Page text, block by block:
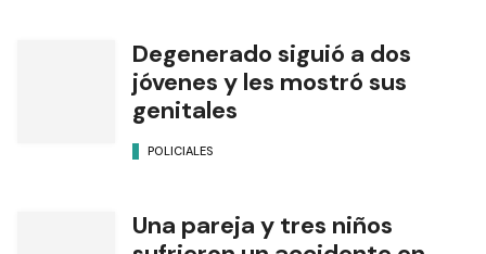
Degenerado siguió a dos
jóvenes y les mostró sus
genitales
POLICIALES
Una pareja y tres niños